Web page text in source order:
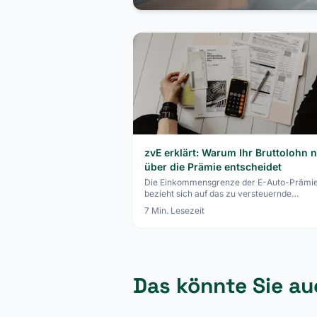
zvE erklärt: Warum Ihr Bruttolohn
über die Prämie entscheidet
Die Einkommensgrenze der E-Auto-
bezieht sich auf das zu versteuernde
Einkommen — nicht auf den Brutto. So
Sie Ihren Wert und nutzen Freibeträge.
7 Min. Lesezeit
Das könnte Sie